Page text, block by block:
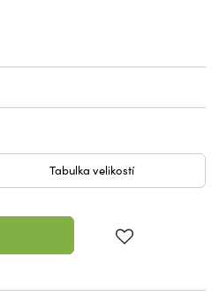
Tabulka velikostí